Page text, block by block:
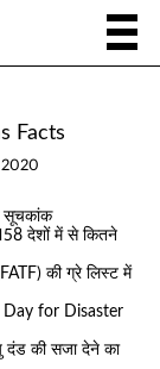
Facts
2020
सूचकांक
देशों में से कितने
की ग्रे लिस्ट में
Day for Disaster
दंड की सजा देने का